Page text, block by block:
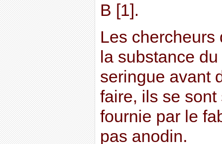
B [1].
Les chercheurs
la substance
seringue avant
faire, ils se sont
fournie par le
pas anodin.